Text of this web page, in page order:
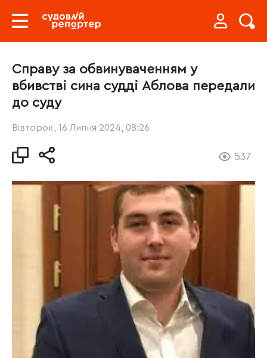
Справу за обвинуваченням у
вбивстві сина судді Аблова передали
до суду
Вівторок, 16 Липня 2024, 08:26
537